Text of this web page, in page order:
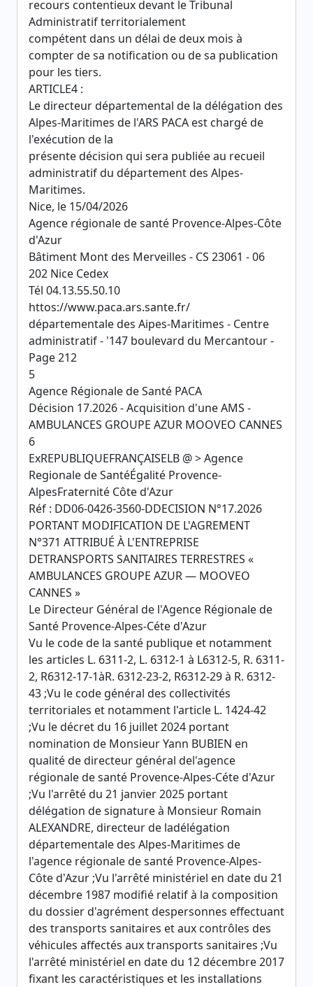
recours contentieux devant le Tribunal
Administratif territorialement
compétent dans un délai de deux mois à
compter de sa notification ou de sa publication
pour les tiers.
ARTICLE4 :
Le directeur départemental de la délégation des
Alpes-Maritimes de l'ARS PACA est chargé de
l'exécution de la
présente décision qui sera publiée au recueil
administratif du département des Alpes-
Maritimes.
Nice, le 15/04/2026
Agence régionale de santé Provence-Alpes-Côte
d'Azur­
Bâtiment Mont des Merveilles - CS 23061 - 06
202 Nice Cedex
Tél 04.13.55.50.10
httos://www.paca.ars.sante.fr/
départementale des Aipes-Maritimes - Centre
administratif - '147 boulevard du Mercantour -
Page 212
5
Agence Régionale de Santé PACA
Décision 17.2026 - Acquisition d'une AMS -
AMBULANCES GROUPE AZUR MOOVEO CANNES
6
ExREPUBLIQUEFRANÇAISELB @ > Agence
Regionale de SantéÉgalité Provence-
AlpesFraternité Côte d'Azur
Réf : DD06-0426-3560-DDECISION N°17.2026
PORTANT MODIFICATION DE L'AGREMENT
N°371 ATTRIBUÉ À L'ENTREPRISE
DETRANSPORTS SANITAIRES TERRESTRES «
AMBULANCES GROUPE AZUR — MOOVEO
CANNES »
Le Directeur Général de l'Agence Régionale de
Santé Provence-Alpes-Céte d'Azur
Vu le code de la santé publique et notamment
les articles L. 6311-2, L. 6312-1 à L6312-5, R. 6311-
2, R6312-17-1àR. 6312-23-2, R6312-29 à R. 6312-
43 ;Vu le code général des collectivités
territoriales et notamment l'article L. 1424-42
;Vu le décret du 16 juillet 2024 portant
nomination de Monsieur Yann BUBIEN en
qualité de directeur général del'agence
régionale de santé Provence-Alpes-Céte d'Azur
;Vu l'arrêté du 21 janvier 2025 portant
délégation de signature à Monsieur Romain
ALEXANDRE, directeur de ladélégation
départementale des Alpes-Maritimes de
l'agence régionale de santé Provence-Alpes-
Côte d'Azur ;Vu l'arrêté ministériel en date du 21
décembre 1987 modifié relatif à la composition
du dossier d'agrément despersonnes effectuant
des transports sanitaires et aux contrôles des
véhicules affectés aux transports sanitaires ;Vu
l'arrêté ministériel en date du 12 décembre 2017
fixant les caractéristiques et les installations